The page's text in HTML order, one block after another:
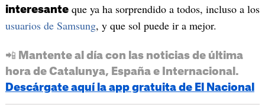
interesanteque ya ha sorprendido a todos, incluso a los
usuarios de Samsung, y que sol puede ir a mejor.
📲 Mantente al día con las noticias de última
hora de Catalunya, España e Internacional.
Descárgate aquí la app gratuita de El Nacional